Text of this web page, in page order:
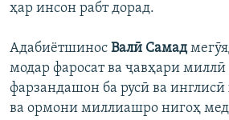
ҳар инсон рабт дорад.
Адабиётшинос Валӣ Самад
модар фаросат ва ҷавҳари
фарзандашон ба русӣ ва
ва ормони миллиашро нигоҳ